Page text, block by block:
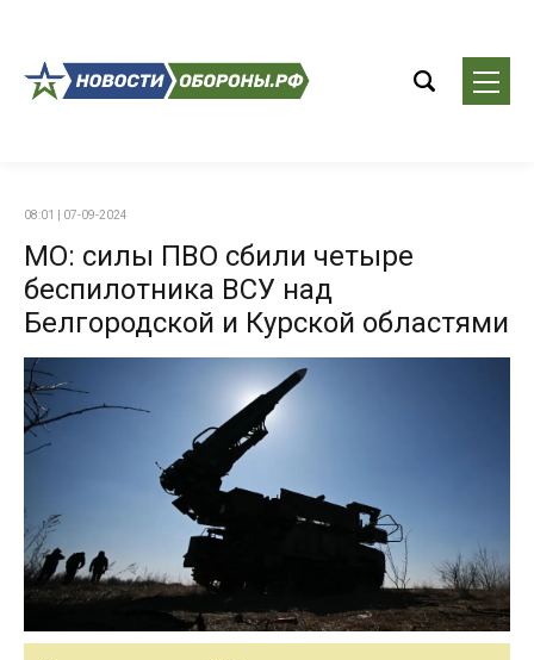
08:01 | 07-09-2024
МО: силы ПВО сбили четыре
беспилотника ВСУ над
Белгородской и Курской областями